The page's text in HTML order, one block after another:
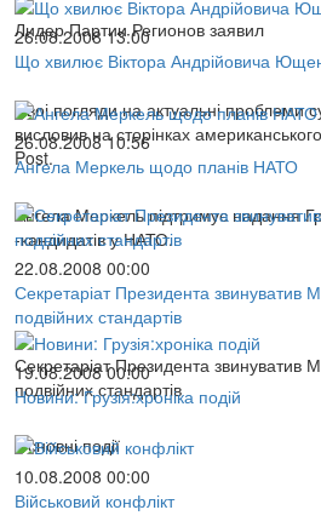
Лидер Партии Регионов заявил
26.08.2008 13:00
Що хвилює Віктора Андрійовича
Своі погляди на актуальні проблеми
висловив на сторінках
Post.
26.08.2008 10:56
Ангела Меркель щодо планів НАТО
Ангела Меркель підтримує надання
-кандидатів у НАТО.
22.08.2008 00:00
Секретаріат Президента звинуватив
подвійних стандартів
Секретаріат Президента звинуватив
подвійних стандартів
19.08.2008 00:00
Новини: Грузія:хроніка подій
Основні події
10.08.2008 00:00
Військовий конфлікт